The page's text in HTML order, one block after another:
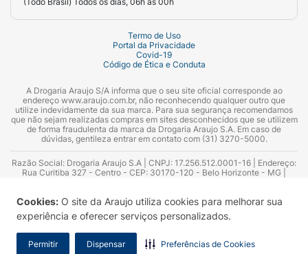
Cookies: O site da Araujo utiliza cookies para melhorar sua
experiência e oferecer serviços personalizados.
Permitir Dispensar Preferências de Cookies
Termo de Uso
Portal da Privacidade
Covid-19
Código de Ética e Conduta
A Drogaria Araujo S/A informa que o seu site oficial corresponde ao
endereço www.araujo.com.br, não reconhecendo qualquer outro que
utilize indevidamente da sua marca. Para sua segurança recomendamos
que não sejam realizadas compras em sites desconhecidos que se utilizem
de forma fraudulenta da marca da Drogaria Araujo S.A. Em caso de
dúvidas, gentileza entrar em contato com (31) 3270-5000.
Razão Social: Drogaria Araujo S.A | CNPJ: 17.256.512.0001-16 | Endereço:
Rua Curitiba 327 - Centro - CEP: 30170-120 - Belo Horizonte - MG |
Azevedo Guimarães – CRF 10.965 | Yasmin Silva Alvarenga – CRF 52.584 -
Consultor substituto: Thiago Aguiar Pinheiro - CRF Nº 13.748. Alvará
Sanitário: 2025020713 | Autorização de Funcionamento da Empresa (AFE):